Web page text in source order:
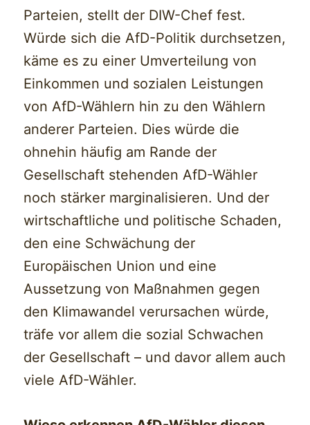
Parteien, stellt der DIW-Chef fest.
Würde sich die AfD-Politik durchsetzen,
käme es zu einer Umverteilung von
Einkommen und sozialen Leistungen
von AfD-Wählern hin zu den Wählern
anderer Parteien. Dies würde die
ohnehin häufig am Rande der
Gesellschaft stehenden AfD-Wähler
noch stärker marginalisieren. Und der
wirtschaftliche und politische Schaden,
den eine Schwächung der
Europäischen Union und eine
Aussetzung von Maßnahmen gegen
den Klimawandel verursachen würde,
träfe vor allem die sozial Schwachen
der Gesellschaft – und davor allem auch
viele AfD-Wähler.